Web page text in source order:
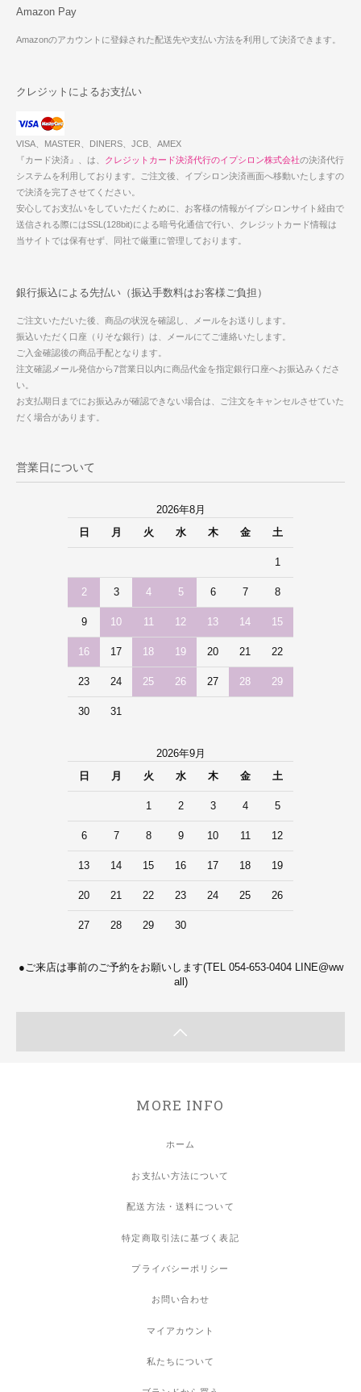
Amazon Pay
Amazonのアカウントに登録された配送先や支払い方法を利用して決済できます。
クレジットによるお支払い
VISA、MASTER、DINERS、JCB、AMEX
『カード決済』、は、 クレジットカード決済代行のイプシロン株式会社の決済代行
システムを利用しております。ご注文後、イプシロン決済画面へ移動いたしますの
で決済を完了させてください。
安心してお支払いをしていただくために、お客様の情報がイプシロンサイト経由で
送信される際にはSSL(128bit)による暗号化通信で行い、クレジットカード情報は
当サイトでは保有せず、同社で厳重に管理しております。
銀行振込による先払い（振込手数料はお客様ご負担）
ご注文いただいた後、商品の状況を確認し、メールをお送りします。
振込いただく口座（りそな銀行）は、メールにてご連絡いたします。
ご入金確認後の商品手配となります。
注文確認メール発信から7営業日以内に商品代金を指定銀行口座へお振込みくださ
い。
お支払期日までにお振込みが確認できない場合は、ご注文をキャンセルさせていた
だく場合があります。
営業日について
2026年8月
日
月 火 水 木 金 土
1
2 3 4 5 6 7 8
9 10 11 12 13 14 15
16 17 18 19 20 21 22
23 24 25 26 27 28 29
30 31
2026年9月
日
月 火 水 木 金 土
1 2 3 4 5
6 7 8 9 10 11 12
13 14 15 16 17 18 19
20 21 22 23 24 25 26
27 28 29 30
●ご来店は事前のご予約をお願いします(TEL 054-653-0404 LINE@ww
all)
MORE INFO
ホーム
お支払い方法について
配送方法・送料について
特定商取引法に基づく表記
プライバシーポリシー
お問い合わせ
マイアカウント
私たちについて